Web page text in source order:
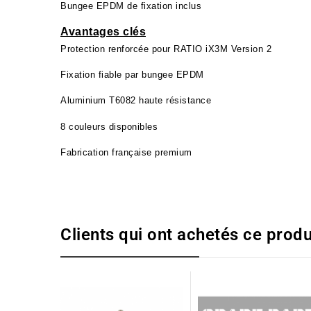
Bungee EPDM de fixation inclus
Avantages clés
Protection renforcée pour RATIO iX3M Version 2
Fixation fiable par bungee EPDM
Aluminium T6082 haute résistance
8 couleurs disponibles
Fabrication française premium
Clients qui ont achetés ce